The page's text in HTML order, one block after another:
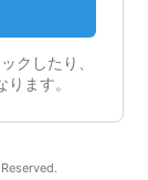
クしたり、
ます。